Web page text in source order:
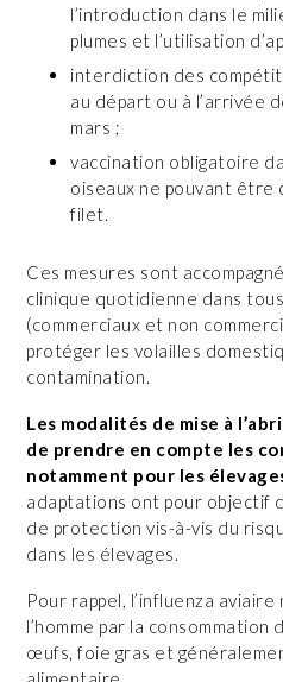
l’introduction dans le
plumes et l’utilisation
interdiction des
au départ ou à l’arrivée
mars ;
vaccination obligatoire
oiseaux ne pouvant être
filet.
Ces mesures sont
clinique quotidienne dans
(commerciaux et non
protéger les volailles
contamination.
Les modalités de mise à
de prendre en compte les
notamment pour les
adaptations ont pour objectif
de protection vis-à-vis du
dans les élevages.
Pour rappel, l’influenza aviaire
l’homme par la consommation
œufs, foie gras et